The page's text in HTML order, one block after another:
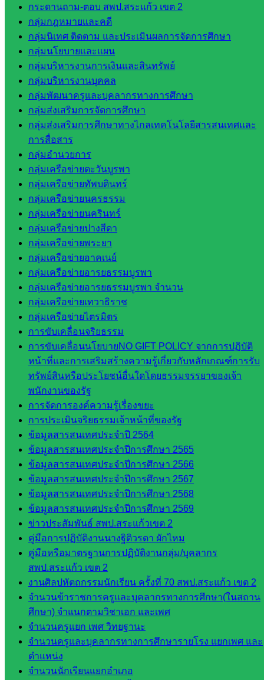
กระดานถาม-ตอบ สพป.สระแก้ว เขต 2
กลุ่มกฎหมายและคดี
กลุ่มนิเทศ ติดตาม และประเมินผลการจัดการศึกษา
กลุ่มนโยบายและแผน
กลุ่มบริหารงานการเงินและสินทรัพย์
กลุ่มบริหารงานบุคคล
กลุ่มพัฒนาครูและบุคลากรทางการศึกษา
กลุ่มส่งเสริมการจัดการศึกษา
กลุ่มส่งเสริมการศึกษาทางไกลเทคโนโลยีสารสนเทศและ
การสื่อสาร
กลุ่มอำนวยการ
กลุ่มเครือข่ายตะวันบูรพา
กลุ่มเครือข่ายทัพบดินทร์
กลุ่มเครือข่ายนครธรรม
กลุ่มเครือข่ายนครินทร์
กลุ่มเครือข่ายปางสีดา
กลุ่มเครือข่ายพระยา
กลุ่มเครือข่ายอาคเนย์
กลุ่มเครือข่ายอารยธรรมบูรพา
กลุ่มเครือข่ายอารยธรรมบูรพา จำนวน
กลุ่มเครือข่ายเทวาธิราช
กลุ่มเครือข่ายไตรมิตร
การขับเคลื่อนจริยธรรม
การขับเคลื่อนนโยบายNO GIFT POLICY จากการปฏิบัติ
หน้าที่และการเสริมสร้างความรู้เกี่ยวกับหลักเกณฑ์การรับ
ทรัพย์สินหรือประโยชน์อื่นใดโดยธรรมจรรยาของเจ้า
พนักงานของรัฐ
การจัดการองค์ความรู้เรื่องขยะ
การประเมินจริยธรรมเจ้าหน้าที่ของรัฐ
ข้อมูลสารสนเทศประจำปี 2564
ข้อมูลสารสนเทศประจำปีการศึกษา 2565
ข้อมูลสารสนเทศประจำปีการศึกษา 2566
ข้อมูลสารสนเทศประจำปีการศึกษา 2567
ข้อมูลสารสนเทศประจำปีการศึกษา 2568
ข้อมูลสารสนเทศประจำปีการศึกษา 2569
ข่าวประสัมพันธ์ สพป.สระแก้วเขต 2
คู่มือการปฏิบัติงานนางฐิติวรดา ผักไหม
คู่มือหรือมาตรฐานการปฏิบัติงานกลุ่ม/บุคลากร
สพป.สระแก้ว เขต 2
งานศิลปหัตถกรรมนักเรียน ครั้งที่ 70 สพป.สระแก้ว เขต 2
จำนวนข้าราชการครูและบุคลากรทางการศึกษา(ในสถาน
ศึกษา) จำแนกตามวิชาเอก และเพศ
จำนวนครูแยก เพศ วิทยฐานะ
จำนวนครูและบุคลากรทางการศึกษารายโรง แยกเพศ และ
ตำแหน่ง
จำนวนนักเรียนแยกอำเภอ
สพป.สระแก้ว
เขต 2
โรงเรียน
ในสังกัด
สพป.สระแก้ว
เขต 1
โรงเรียน
ในสังกัด
สพป.สระแก้ว
เขต 2
วิทยาลัย
เทคนิค
สระแก้ว
วิทยาลัย
เทคนิค
วังน้ำเย็น
กศน.สระแก้ว
เว็บไซต์
กลุ่มงาน
สำนักงาน
กลุ่
มอำนวย
การ
กลุ่ม
บริหาร
งานงาน
เงินและ
สินทรัพย์
กลุ่มน
โยบาย
และแผน
กลุ่มส่ง
เสริมการ
จัดการ
ศึกษา
กลุ่ม
บริหาร
งาน
บุคคล
กลุ่ม
พัฒนาครู